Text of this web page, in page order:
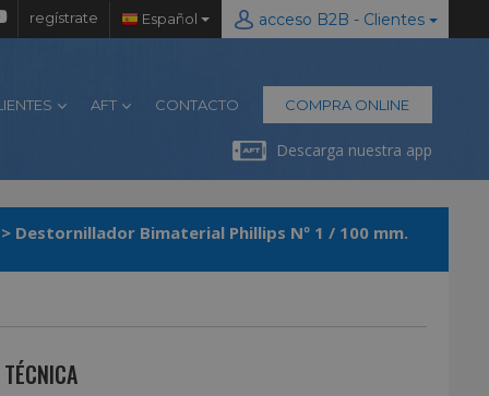
regístrate Español acceso B2B - Clientes
AFT CONTACTO COMPRA ONLINE
Descarga nuestra app
> Destornillador Bimaterial Phillips Nº 1 / 100 mm.